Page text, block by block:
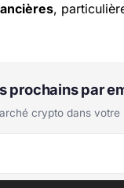
,
prochains par
crypto dans votre